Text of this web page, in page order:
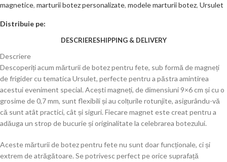
magnetice, marturii botez personalizate, modele marturii botez, Ursulet
Distribuie pe:
DESCRIERESHIPPING & DELIVERY
Descriere
Descoperiți acum mărturii de botez pentru fete, sub formă de magneți
de frigider cu tematica Ursulet, perfecte pentru a păstra amintirea
acestui eveniment special. Acești magneți, de dimensiuni 9×6 cm și cu o
grosime de 0,7 mm, sunt flexibili și au colțurile rotunjite, asigurându-vă
că sunt atât practici, cât și siguri. Fiecare magnet este creat pentru a
adăuga un strop de bucurie și originalitate la celebrarea botezului.
Aceste mărturii de botez pentru fete nu sunt doar funcționale, ci și
extrem de atrăgătoare. Se potrivesc perfect pe orice suprafață